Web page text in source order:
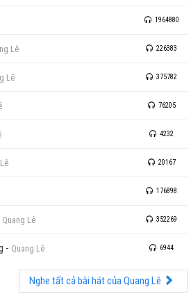
1964880
Lê 226383
Lê 375782
76205
4232
20167
176898
Quang Lê 352269
- Quang Lê 6944
Nghe tất cả bài hát của Quang Lê